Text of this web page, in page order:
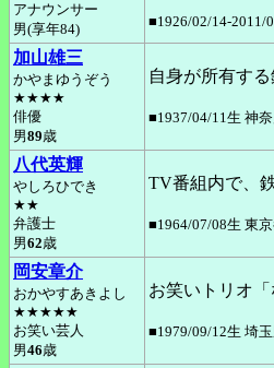
アナウンサー
男(享年84)
■1926/02/14-2011/
加山雄三
かやまゆうぞう
★★★★
俳優
男89歳
自身が所有す
■1937/04/11生 神
八代英輝
やしろひでき
★★
弁護士
男62歳
TV番組内で、
■1964/07/08生 東
岡安章介
おかやすあきよし
★★★★★
お笑い芸人
男46歳
お笑いトリオ「
■1979/09/12生 埼